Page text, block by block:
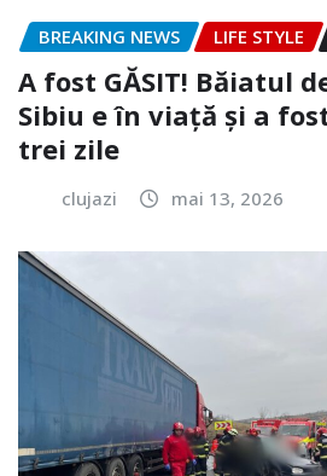
BREAKING NEWS LIFE STYLE
A fost GĂSIT! Băiatul
Sibiu e în viață și a
trei zile
clujazi mai 13, 2026